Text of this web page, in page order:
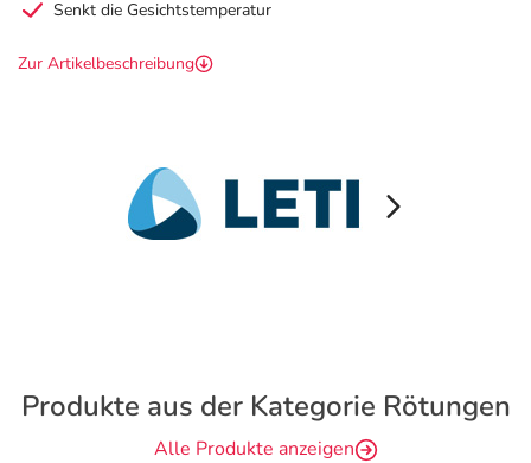
Senkt die Gesichtstemperatur
Zur Artikelbeschreibung
Produkte aus der Kategorie Rötungen
Alle Produkte anzeigen